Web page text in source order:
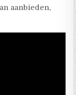
aanbieden,